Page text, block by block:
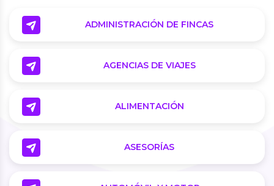
ADMINISTRACIÓN DE FINCAS
AGENCIAS DE VIAJES
ALIMENTACIÓN
ASESORÍAS